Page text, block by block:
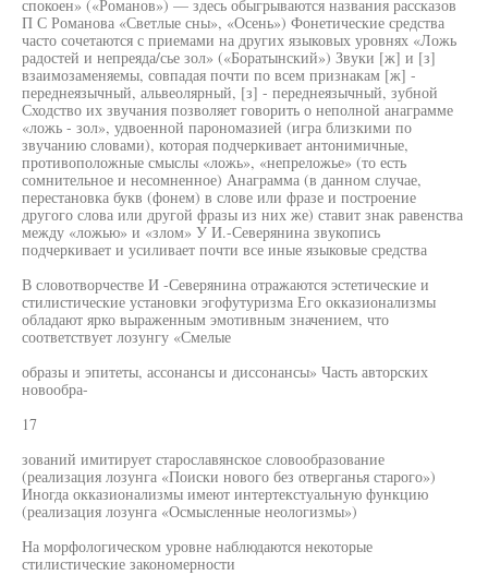
спокоен» («Романов») — здесь обыгрываются названия рассказов
П С Романова «Светлые сны», «Осень») Фонетические средства
часто сочетаются с приемами на других языковых уровнях «Ложь
радостей и непреяда/сье зол» («Боратынский») Звуки [ж] и [з]
взаимозаменяемы, совпадая почти по всем признакам [ж] -
переднеязычный, альвеолярный, [з] - переднеязычный, зубной
Сходство их звучания позволяет говорить о неполной анаграмме
«ложь - зол», удвоенной парономазией (игра близкими по
звучанию словами), которая подчеркивает антонимичные,
противоположные смыслы «ложь», «непреложье» (то есть
сомнительное и несомненное) Анаграмма (в данном случае,
перестановка букв (фонем) в слове или фразе и построение
другого слова или другой фразы из них же) ставит знак равенства
между «ложью» и «злом» У И.-Северянина звукопись
подчеркивает и усиливает почти все иные языковые средства
В словотворчестве И -Северянина отражаются эстетические и
стилистические установки эгофутуризма Его окказионализмы
обладают ярко выраженным эмотивным значением, что
соответствует лозунгу «Смелые
образы и эпитеты, ассонансы и диссонансы» Часть авторских
новообра-
17
зований имитирует старославянское словообразование
(реализация лозунга «Поиски нового без отверганья старого»)
Иногда окказионализмы имеют интертекстуальную функцию
(реализация лозунга «Осмысленные неологизмы»)
На морфологическом уровне наблюдаются некоторые
стилистические закономерности